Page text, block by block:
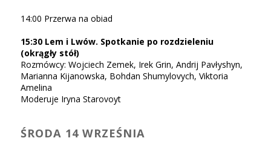
14:00 Przerwa na obiad
15:30 Lem i Lwów. Spotkanie po rozdzieleniu
(okrągły stół)
Rozmówcy: Wojciech Zemek, Irek Grin, Andrij Pavłyshyn,
Marianna Kijanowska, Bohdan Shumylovych, Viktoria
Amelina
Moderuje Iryna Starovoyt
ŚRODA 14 WRZEŚNIA